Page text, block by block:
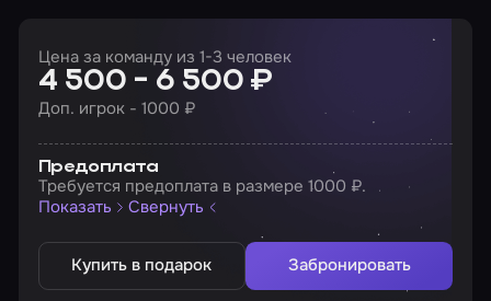
Цена за команду из 1-3 человек
4 500 - 6 500 ₽
Доп. игрок - 1000 ₽
Предоплата
Требуется предоплата в размере 1000 ₽.
Показать
Свернуть
Купить в подарок Забронировать